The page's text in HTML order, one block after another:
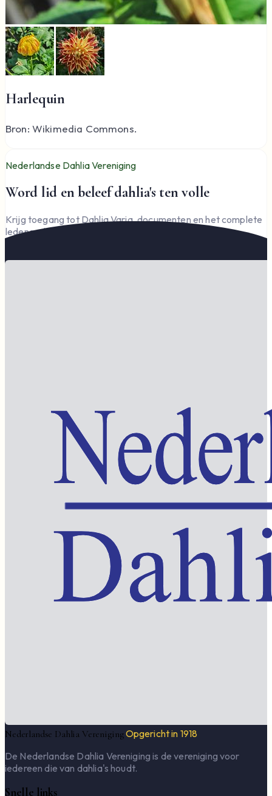
Harlequin
Bron: Wikimedia Commons.
Nederlandse Dahlia Vereniging
Word lid en beleef dahlia's ten volle
Krijg toegang tot Dahlia Varia, documenten en het complete
ledengedeelte — en steun de vereniging.
Nederlandse Dahlia VerenigingOpgericht in 1918
De Nederlandse Dahlia Vereniging is de vereniging voor
iedereen die van dahlia's houdt.
Snelle links